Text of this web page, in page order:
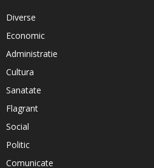
Diverse
Economic
Administratie
Cultura
Sanatate
Flagrant
Social
Politic
Comunicate